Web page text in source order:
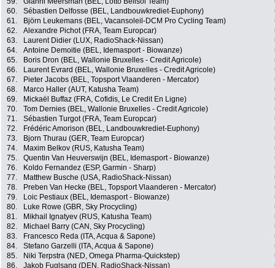
60.
Sébastien Delfosse (BEL, Landbouwkrediet-Euphony)
61.
Björn Leukemans (BEL, Vacansoleil-DCM Pro Cycling Team)
62.
Alexandre Pichot (FRA, Team Europcar)
63.
Laurent Didier (LUX, RadioShack-Nissan)
64.
Antoine Demoitie (BEL, Idemasport - Biowanze)
65.
Boris Dron (BEL, Wallonie Bruxelles - Credit Agricole)
66.
Laurent Evrard (BEL, Wallonie Bruxelles - Credit Agricole)
67.
Pieter Jacobs (BEL, Topsport Vlaanderen - Mercator)
68.
Marco Haller (AUT, Katusha Team)
69.
Mickaël Buffaz (FRA, Cofidis, Le Credit En Ligne)
70.
Tom Dernies (BEL, Wallonie Bruxelles - Credit Agricole)
71.
Sébastien Turgot (FRA, Team Europcar)
72.
Frédéric Amorison (BEL, Landbouwkrediet-Euphony)
73.
Bjorn Thurau (GER, Team Europcar)
74.
Maxim Belkov (RUS, Katusha Team)
75.
Quentin Van Heuverswijn (BEL, Idemasport - Biowanze)
76.
Koldo Fernandez (ESP, Garmin - Sharp)
77.
Matthew Busche (USA, RadioShack-Nissan)
78.
Preben Van Hecke (BEL, Topsport Vlaanderen - Mercator)
79.
Loic Pestiaux (BEL, Idemasport - Biowanze)
80.
Luke Rowe (GBR, Sky Procycling)
81.
Mikhail Ignatyev (RUS, Katusha Team)
82.
Michael Barry (CAN, Sky Procycling)
83.
Francesco Reda (ITA, Acqua & Sapone)
84.
Stefano Garzelli (ITA, Acqua & Sapone)
85.
Niki Terpstra (NED, Omega Pharma-Quickstep)
86.
Jakob Fuglsang (DEN, RadioShack-Nissan)